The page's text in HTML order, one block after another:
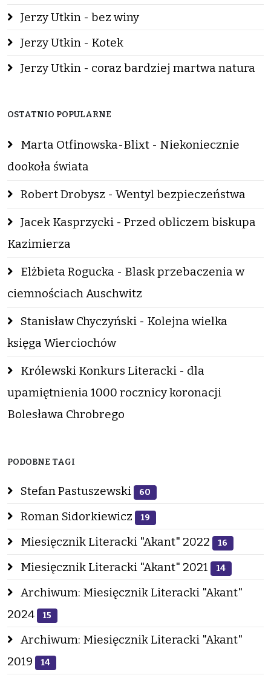
Jerzy Utkin - bez winy
Jerzy Utkin - Kotek
Jerzy Utkin - coraz bardziej martwa natura
OSTATNIO POPULARNE
Marta Otfinowska-Blixt - Niekoniecznie
dookoła świata
Robert Drobysz - Wentyl bezpieczeństwa
Jacek Kasprzycki - Przed obliczem biskupa
Kazimierza
Elżbieta Rogucka - Blask przebaczenia w
ciemnościach Auschwitz
Stanisław Chyczyński - Kolejna wielka
księga Wierciochów
Królewski Konkurs Literacki - dla
upamiętnienia 1000 rocznicy koronacji
Bolesława Chrobrego
PODOBNE TAGI
Stefan Pastuszewski 60
Roman Sidorkiewicz 19
Miesięcznik Literacki "Akant" 2022 16
Miesięcznik Literacki "Akant" 2021 14
Archiwum: Miesięcznik Literacki "Akant"
2024
15
Archiwum: Miesięcznik Literacki "Akant"
2019
14